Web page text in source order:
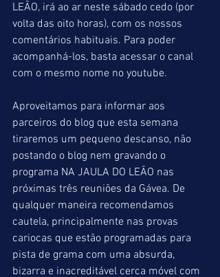
LEÃO, irá ao ar neste sábado cedo (por
volta das oito horas), com os nossos
comentários habituais. Para poder
acompanhá-los, basta acessar o canal
com o mesmo nome no youtube.
Aproveitamos para informar aos
parceiros do blog que esta semana
tiraremos um pequeno descanso, não
postando o blog nem gravando o
programa NA JAULA DO LEÃO nas
próximas três reuniões da Gávea. De
qualquer maneira recomendamos
cautela, principalmente nas provas
cariocas que estão programadas para
pista de grama com uma absurda,
bizarra e inacreditável cerca móvel com